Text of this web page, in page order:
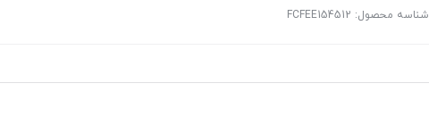
شناسه محصول: FCFEE154512